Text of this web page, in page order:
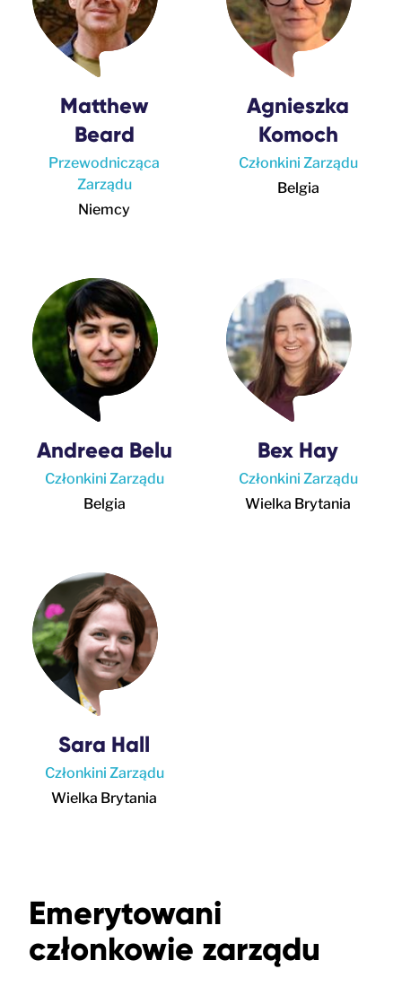
Matthew
Beard
Przewodnicząca
Zarządu
Niemcy
Agnieszka
Komoch
Członkini Zarządu
Belgia
Andreea Belu
Członkini Zarządu
Belgia
Bex Hay
Członkini Zarządu
Wielka Brytania
Sara Hall
Członkini Zarządu
Wielka Brytania
Emerytowani
członkowie zarządu